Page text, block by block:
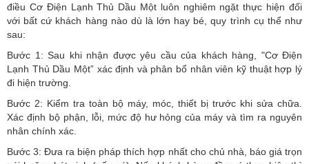
điều Cơ Điện Lạnh Thủ Dầu Một luôn nghiêm ngặt thực hiện đối
với bất cứ khách hàng nào dù là lớn hay bé, quy trình cụ thể như
sau:
Bước 1: Sau khi nhận được yêu cầu của khách hàng, "Cơ Điện
Lạnh Thủ Dầu Một” xác định và phân bổ nhân viên kỹ thuật hợp lý
đi hiện trường.
Bước 2: Kiểm tra toàn bộ máy, móc, thiết bị trước khi sửa chữa.
Xác định bộ phận, lỗi, mức độ hư hỏng của máy và tìm ra nguyên
nhân chính xác.
Bước 3: Đưa ra biện pháp thích hợp nhất cho chủ nhà, báo giá trọn